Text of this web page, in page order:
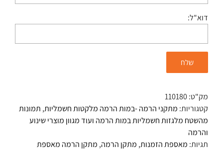
דוא"ל:
מק"ט:110180
קטגוריות: מתקני הרמה -במות הרמה מלקטות חשמליות, תמונות
מהשטח מלגזות חשמליות במות הרמה ועוד מגוון מוצרי שינוע
והרמה
תגיות: מאספת הזמנות, מתקן הרמה, מתקן הרמה מאספת